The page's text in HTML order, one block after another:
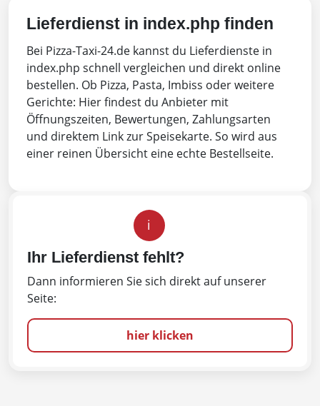
Lieferdienst in index.php finden
Bei Pizza-Taxi-24.de kannst du Lieferdienste in
index.php schnell vergleichen und direkt online
bestellen. Ob Pizza, Pasta, Imbiss oder weitere
Gerichte: Hier findest du Anbieter mit
Öffnungszeiten, Bewertungen, Zahlungsarten
und direktem Link zur Speisekarte. So wird aus
einer reinen Übersicht eine echte Bestellseite.
i
Ihr Lieferdienst fehlt?
Dann informieren Sie sich direkt auf unserer
Seite:
hier klicken